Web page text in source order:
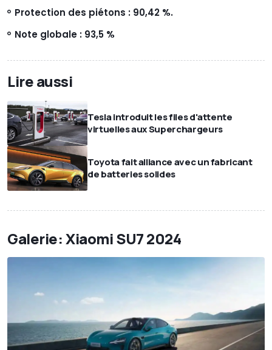
Protection des piétons : 90,42 %.
Note globale : 93,5 %
Lire aussi
Tesla introduit les files d'attente
virtuelles aux Superchargeurs
Toyota fait alliance avec un fabricant
de batteries solides
Galerie: Xiaomi SU7 2024